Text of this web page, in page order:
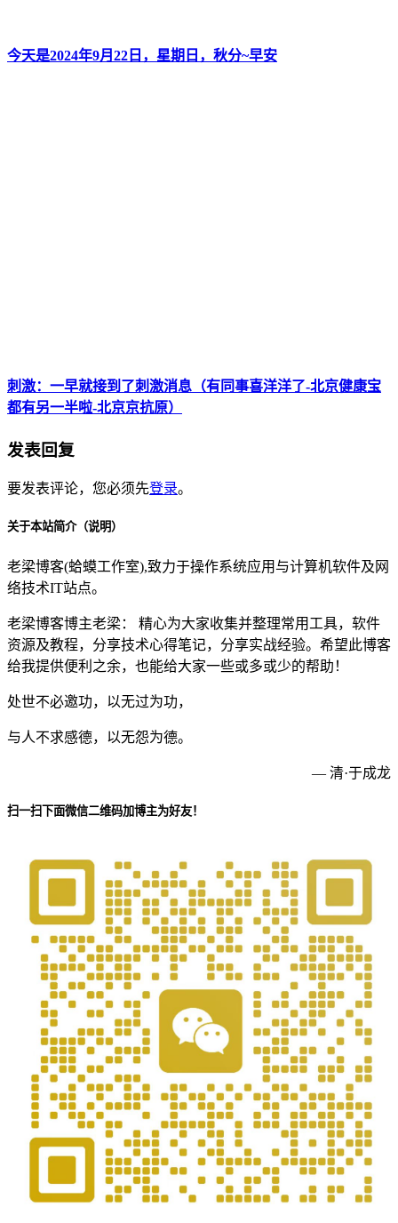
今天是2024年9月22日，星期日，秋分~早安
刺激：一早就接到了刺激消息（有同事喜洋洋了-北京健康宝
都有另一半啦-北京京抗原）
发表回复
要发表评论，您必须先登录。
关于本站简介（说明）
老梁博客(蛤蟆工作室),致力于操作系统应用与计算机软件及网
络技术IT站点。
老梁博客博主老梁： 精心为大家收集并整理常用工具，软件
资源及教程，分享技术心得笔记，分享实战经验。希望此博客
给我提供便利之余，也能给大家一些或多或少的帮助！
处世不必邀功，以无过为功，
与人不求感德，以无怨为德。
— 清·于成龙
扫一扫下面微信二维码加博主为好友！